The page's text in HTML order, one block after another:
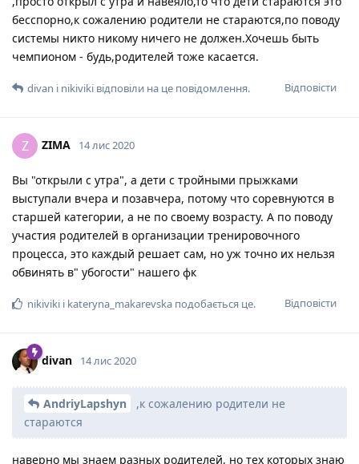
бесспорно,к сожалению родители не стараются,по поводу
системы никто никому ничего не должен.Хочешь быть
чемпионом - будь,родителей тоже касается.
Відповісти
divan і nikiviki відповіли на це повідомлення.
Z ZIMA 14 лис 2020
Вы "открыли с утра", а дети с тройными прыжками
выступали вчера и позавчера, потому что соревнуются в
старшей категории, а не по своему возрасту. А по поводу
участия родителей в организации тренировочного
процесса, это каждый решает сам, но уж точно их нельзя
обвинять в" убогости" нашего фк
Відповісти
nikiviki і kateryna_makarevska подобається це.
divan 14 лис 2020
AndriyLapshyn
,к сожалению родители не
стараются
наверно мы знаем разных родителей, но тех которых знаю